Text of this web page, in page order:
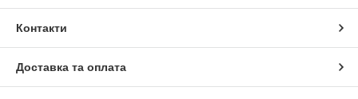
Контакти
Доставка та оплата